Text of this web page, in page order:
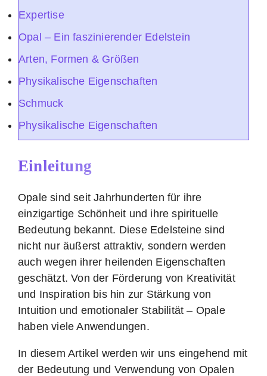
Expertise
Opal – Ein faszinierender Edelstein
Arten, Formen & Größen
Physikalische Eigenschaften
Schmuck
Physikalische Eigenschaften
Einleitung
Opale sind seit Jahrhunderten für ihre
einzigartige Schönheit und ihre spirituelle
Bedeutung bekannt. Diese Edelsteine sind
nicht nur äußerst attraktiv, sondern werden
auch wegen ihrer heilenden Eigenschaften
geschätzt. Von der Förderung von Kreativität
und Inspiration bis hin zur Stärkung von
Intuition und emotionaler Stabilität – Opale
haben viele Anwendungen.
In diesem Artikel werden wir uns eingehend mit
der Bedeutung und Verwendung von Opalen